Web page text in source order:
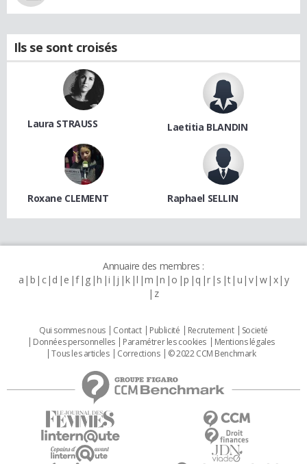
Ils se sont croisés
Laura STRAUSS Laetitia BLANDIN
Roxane CLEMENT Raphael SELLIN
Annuaire des membres :
a b c d e f g h i j k l m n o p q r s t u v w x y
z
Qui sommes nous Contact Publicité Recrutement
Societé
Données personnelles
Paramétrer les cookies
Mentions légales
Tous les articles
Corrections © 2022 CCM Benchmark